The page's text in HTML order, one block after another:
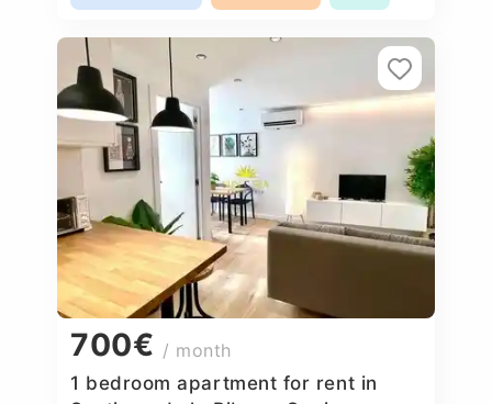
700€ / month
1 bedroom apartment for rent in